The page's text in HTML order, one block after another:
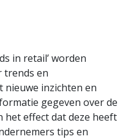
in retail’ worden
trends en
inzichten en
gegeven over de
effect dat deze heeft
tips en